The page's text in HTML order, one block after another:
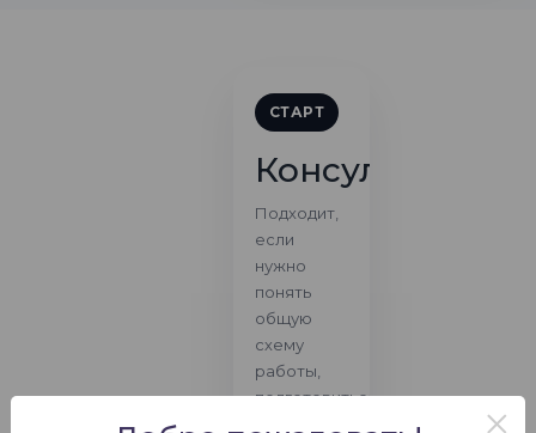
СТАРТ
Консультация
Подходит,
если
нужно
понять
общую
схему
работы,
подготовиться